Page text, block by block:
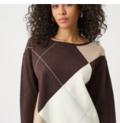
plus
récent
au
plus
ancien